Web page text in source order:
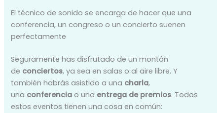
El técnico de sonido se encarga de hacer que una
conferencia, un congreso o un concierto suenen
perfectamente
Seguramente has disfrutado de un montón
de conciertos, ya sea en salas o al aire libre. Y
también habrás asistido a una charla,
una conferenciao una entrega de premios. Todos
estos eventos tienen una cosa en común: